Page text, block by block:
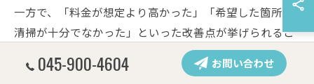
一方で、「料金が想定より高かった」「希望した箇所の
清掃が十分でなかった」といった改善点が挙げられるこ
ともあります。こうした声を参考に、事前に見積もり内
容や清掃範囲をしっかり確認し、納得した上で依頼する
045-900-4604 お問い合わせ